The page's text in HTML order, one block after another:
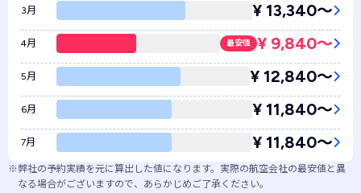
3月 ¥ 13,340〜
4月 最安値 ¥ 9,840〜
5月 ¥ 12,840〜
6月 ¥ 11,840〜
7月 ¥ 11,840〜
※弊社の予約実績を元に算出した値になります。実際の航空会社の最安値と異
なる場合がございますので、あらかじめご了承ください。